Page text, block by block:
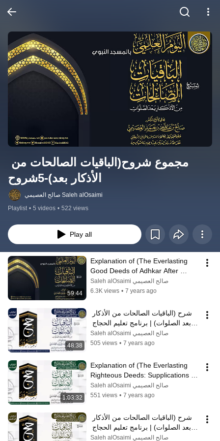
الأذكار بعد)-5شروح
صالح العصيمي Saleh alOsaimi
Playlist • 5 videos • 522 views
Play all
59:44
Explanation of (The Everlasting
Good Deeds of Adhkar After
Prayer) | Sheikh Saleh Al-Osaimi
صالح العصيمي Saleh alOsaimi
6.3K views • 7 years ago
48:38
1434 | الشيخ صالح العصيمي
صالح العصيمي Saleh alOsaimi
505 views • 7 years ago
1:03:32
Explanation of (The Everlasting
Righteous Deeds: Supplications
After Prayers) | Hajj Pilgrims Edu...
صالح العصيمي Saleh alOsaimi
551 views • 7 years ago
1438 | الشيخ صالح العصيمي
صالح العصيمي Saleh alOsaimi